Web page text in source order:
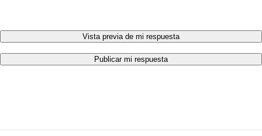
Vista previa de mi respuesta
Publicar mi respuesta